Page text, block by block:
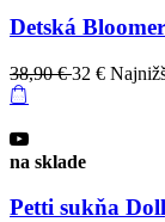
Detská
38,90 €32 €
na sklade
Petti sukňa